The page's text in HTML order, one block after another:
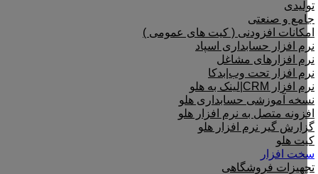
تولیدی
جامع و صنعتی
امکانات افزودنی ( کیت های عمومی )
نرم افزار حسابداری اسپاد
نرم افزارهای مشاغل
نرم افزار تحت وب|بدکا
نرم افزار CRM|لینک به هلو
نسخه آموزشی حسابداری هلو
افزونه متصل به نرم افزار هلو
گزارش گیر نرم افزار هلو
کیت هلو
سخت افزار
تجهیزات فروشگاهی